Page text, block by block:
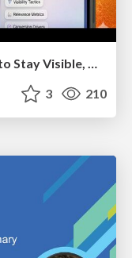
3 210